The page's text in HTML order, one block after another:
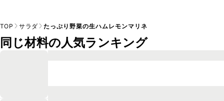
TOP サラダ たっぷり野菜の生ハムレモンマリネ
同じ材料の人気ランキング